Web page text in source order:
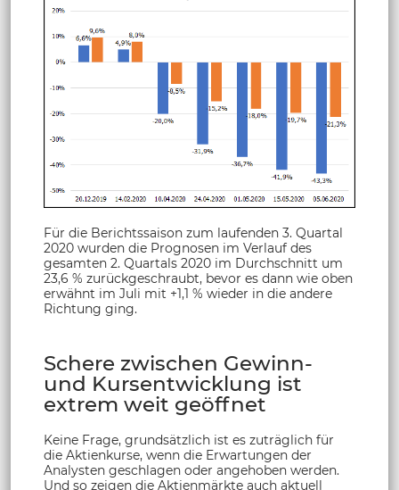
Für die Berichtssaison zum laufenden 3. Quartal
2020 wurden die Prognosen im Verlauf des
gesamten 2. Quartals 2020 im Durchschnitt um
23,6 % zurückgeschraubt, bevor es dann wie oben
erwähnt im Juli mit +1,1 % wieder in die andere
Richtung ging.
Schere zwischen Gewinn-
und Kursentwicklung ist
extrem weit geöffnet
Keine Frage, grundsätzlich ist es zuträglich für
die Aktienkurse, wenn die Erwartungen der
Analysten geschlagen oder angehoben werden.
Und so zeigen die Aktienmärkte auch aktuell